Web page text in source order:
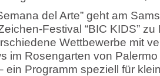
del Arte” geht am
Festival “BIC KIDS”
Wettbewerbe mit
im Rosengarten von
ein Programm speziell für